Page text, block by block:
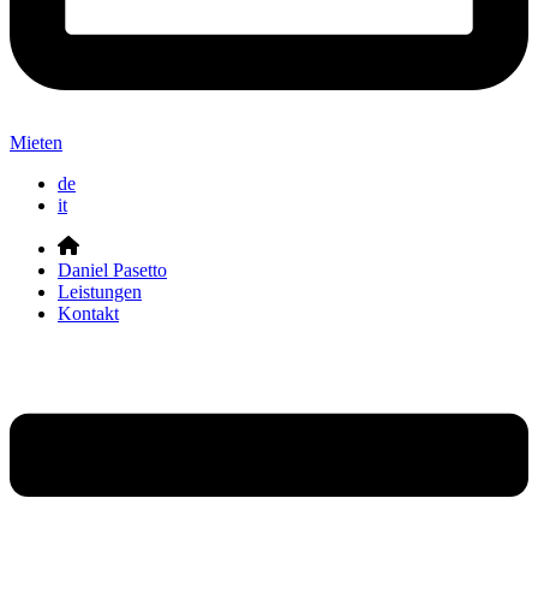
Mieten
de
it
Daniel Pasetto
Leistungen
Kontakt